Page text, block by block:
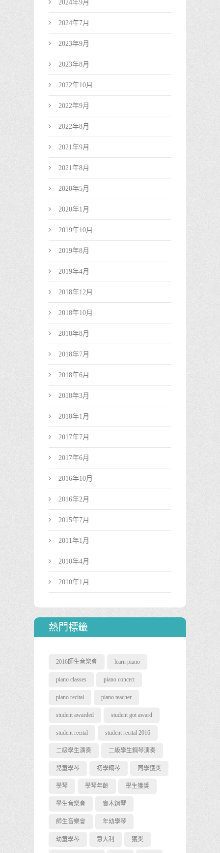
2024年9月
2024年7月
2023年9月
2023年8月
2022年10月
2022年9月
2022年8月
2021年9月
2021年8月
2020年5月
2020年1月
2019年10月
2019年8月
2019年4月
2018年12月
2018年10月
2018年8月
2018年7月
2018年6月
2018年3月
2018年1月
2017年7月
2017年6月
2016年10月
2016年2月
2015年7月
2011年1月
2010年4月
2010年1月
熱門標籤
2016師生音樂會 learn piano
piano classes piano concert
piano recital piano teacher
student awarded student got award
student recital student recital 2016
二級學生演奏 二級學生鋼琴演奏
兒童學琴 初學鋼琴 同學獲獎
學琴 學琴年齡 學生獲獎
學生音樂會 實木鋼琴
師生音樂會 年幼學琴
幼童學琴 意大利 獲獎